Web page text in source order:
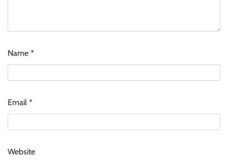
Name *
Email *
Website